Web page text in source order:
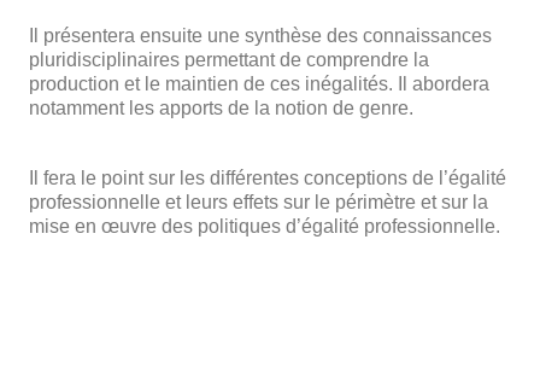
Il présentera ensuite une synthèse des connaissances
pluridisciplinaires permettant de comprendre la
production et le maintien de ces inégalités. Il abordera
notamment les apports de la notion de genre.
Il fera le point sur les différentes conceptions de l’égalité
professionnelle et leurs effets sur le périmètre et sur la
mise en œuvre des politiques d’égalité professionnelle.